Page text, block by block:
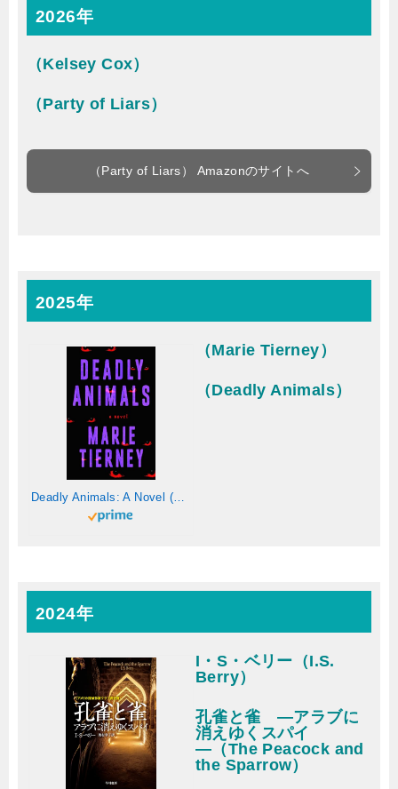
2026年
（Kelsey Cox）
（Party of Liars）
（Party of Liars） Amazonのサイトへ
2025年
Deadly Animals: A Novel (English Edition)
（Marie Tierney）
（Deadly Animals）
2024年
I・S・ベリー（I.S.
Berry）
孔雀と雀 ―アラブに
消えゆくスパイ
―（The Peacock and
the Sparrow）